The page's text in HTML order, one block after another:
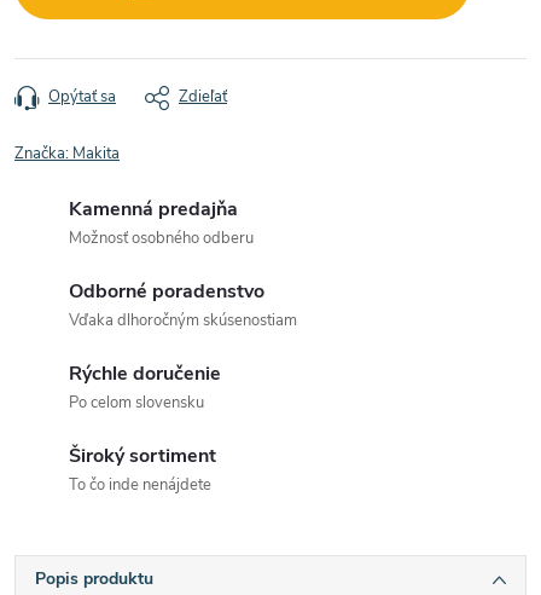
Opýtať sa Zdieľať
Značka: Makita
Kamenná predajňa
Možnosť osobného odberu
Odborné poradenstvo
Vďaka dlhoročným skúsenostiam
Rýchle doručenie
Po celom slovensku
Široký sortiment
To čo inde nenájdete
Popis produktu